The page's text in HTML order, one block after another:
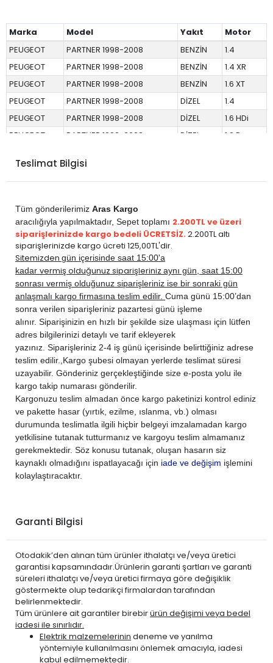
Marka Model Yakıt
Motor
PEUGEOT
PARTNER 1998-2008 BENZİN
1.4
PEUGEOT
PARTNER 1998-2008 BENZİN
1.4 XR
PEUGEOT
PARTNER 1998-2008 BENZİN
1.6 XT
PEUGEOT
PARTNER 1998-2008 DİZEL
1.4
PEUGEOT
PARTNER 1998-2008 DİZEL
1.6 HDi
PEUGEOT
PARTNER 1998-2008 DİZEL
1.9 D
Teslimat Bilgisi
Tüm gönderilerimiz Aras Kargo
aracılığıyla yapılmaktadır, Sepet toplamı 2.200TL ve üzeri
siparişlerinizde kargo bedeli ÜCRETSİZ.2.200TL altı
siparişlerinizde kargo ücreti 125,00TL'dir.
Sitemizden gün içerisinde saat 15:00'a
kadar vermiş olduğunuz siparişleriniz aynı gün, saat 15:00
sonrası vermiş olduğunuz siparişleriniz ise bir sonraki gün
anlaşmalı kargo firmasına teslim edilir. Cuma günü 15:00’dan
sonra verilen siparişleriniz pazartesi günü işleme
alınır. Siparişinizin en hızlı bir şekilde size ulaşması için lütfen
adres bilgilerinizi detaylı ve tarif ekleyerek
yazınız. Siparişleriniz 2-4 iş günü içerisinde belirttiğiniz adrese
teslim edilir., Kargo şubesi olmayan yerlerde teslimat süresi
uzayabilir. Gönderiniz gerçekleştiğinde size e-posta yolu ile
kargo takip numarası gönderilir.
Kargonuzu teslim almadan önce kargo paketinizi kontrol ediniz
ve pakette hasar (yırtık, ezilme, ıslanma, vb.) olması
durumunda teslimatla ilgili hiçbir belgeyi imzalamadan kargo
yetkilisine tutanak tutturmanız ve kargoyu teslim almamanız
gerekmektedir. Söz konusu tutanak, oluşan hasarın siz
kaynaklı olmadığını ispatlayacağı için iade ve değişim işlemini
kolaylaştıracaktır.
Garanti Bilgisi
Otodakik’den alınan tüm ürünler ithalatçı ve/veya üretici
garantisi kapsamındadır.Ürünlerin garanti şartları ve garanti
süreleri ithalatçı ve/veya üretici firmaya göre değişiklik
göstermekte olup tedarikçi firmalardan tarafından
belirlenmektedir.
Tüm ürünlere ait garantiler birebirürün değişimi veya bedel
iadesi ile sınırlıdır.
Elektrik malzemelerinin deneme ve yanılma
yöntemiyle kullanılmasını önlemek amacıyla, iadesi
kabul edilmemektedir.